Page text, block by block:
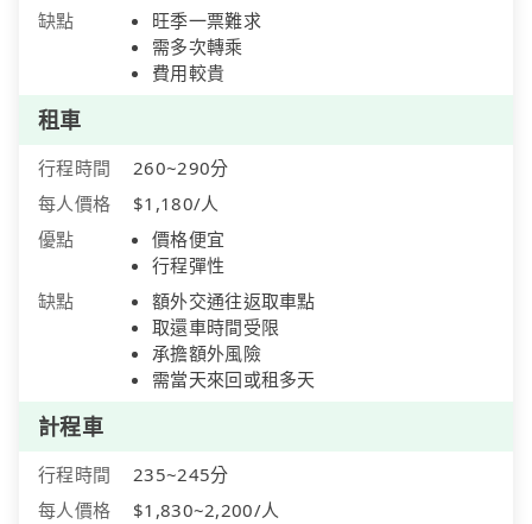
缺點
旺季一票難求
需多次轉乘
費用較貴
租車
行程時間
260~290分
每人價格
$1,180/人
優點
價格便宜
行程彈性
缺點
額外交通往返取車點
取還車時間受限
承擔額外風險
需當天來回或租多天
計程車
行程時間
235~245分
每人價格
$1,830~2,200/人